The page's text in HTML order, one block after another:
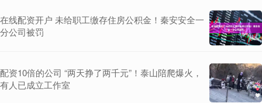
在线配资开户 未给职工缴存住房公积金！秦安安全一
分公司被罚
配资10倍的公司 “两天挣了两千元”！泰山陪爬爆火，
有人已成立工作室